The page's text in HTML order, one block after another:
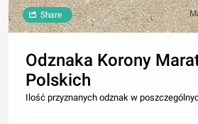
Share
Odznaka Korony
Polskich
Ilość przyznanych odznak w